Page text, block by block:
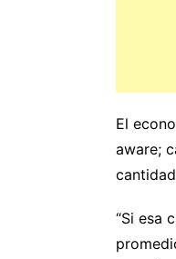
El
aware;
“Si esa